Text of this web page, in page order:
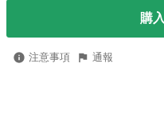
購
注意事項 通報